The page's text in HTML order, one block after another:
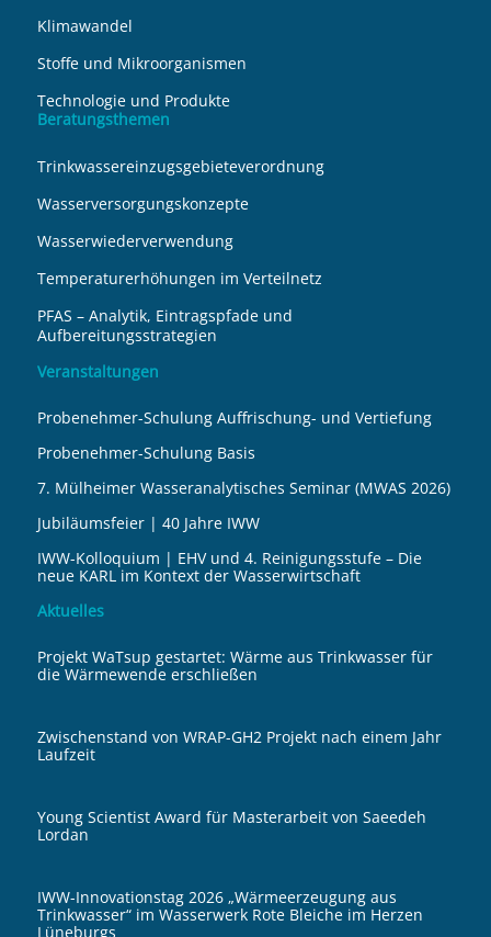
Klimawandel
Stoffe und Mikroorganismen
Technologie und Produkte
Beratungsthemen
Trinkwassereinzugsgebieteverordnung
Wasserversorgungskonzepte
Wasserwiederverwendung
Temperaturerhöhungen im Verteilnetz
PFAS – Analytik, Eintragspfade und
Aufbereitungsstrategien
Veranstaltungen
Probenehmer-Schulung Auffrischung- und Vertiefung
Probenehmer-Schulung Basis
7. Mülheimer Wasseranalytisches Seminar (MWAS 2026)
Jubiläumsfeier | 40 Jahre IWW
IWW-Kolloquium | EHV und 4. Reinigungsstufe – Die
neue KARL im Kontext der Wasserwirtschaft
Aktuelles
Projekt WaTsup gestartet: Wärme aus Trinkwasser für
die Wärmewende erschließen
Zwischenstand von WRAP-GH2 Projekt nach einem Jahr
Laufzeit
Young Scientist Award für Masterarbeit von Saeedeh
Lordan
IWW-Innovationstag 2026 „Wärmeerzeugung aus
Trinkwasser“ im Wasserwerk Rote Bleiche im Herzen
Lüneburgs